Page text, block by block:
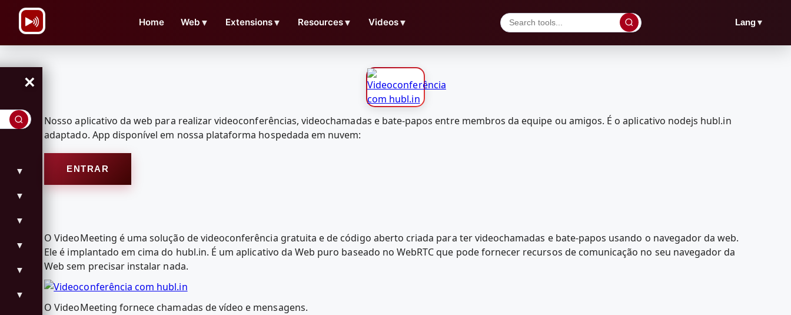
Home Web ▼ Extensions▼ Resources▼ Videos▼ Lang▼
×
▼
▼
▼
▼
▼
▼
Nosso aplicativo da web para realizar videoconferências, videochamadas e bate-papos entre membros da equipe ou amigos. É o aplicativo nodejs hubl.in
adaptado. App disponível em nossa plataforma hospedada em nuvem:
ENTRAR
O VideoMeeting é uma solução de videoconferência gratuita e de código aberto criada para ter videochamadas e bate-papos usando o navegador da web.
Ele é implantado em cima do hubl.in. É um aplicativo da Web puro baseado no WebRTC que pode fornecer recursos de comunicação no seu navegador da
Web sem precisar instalar nada.
O VideoMeeting fornece chamadas de vídeo e mensagens.